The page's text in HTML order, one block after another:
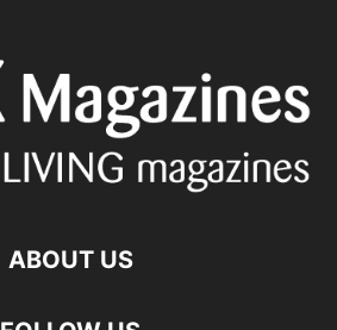
ABOUT US